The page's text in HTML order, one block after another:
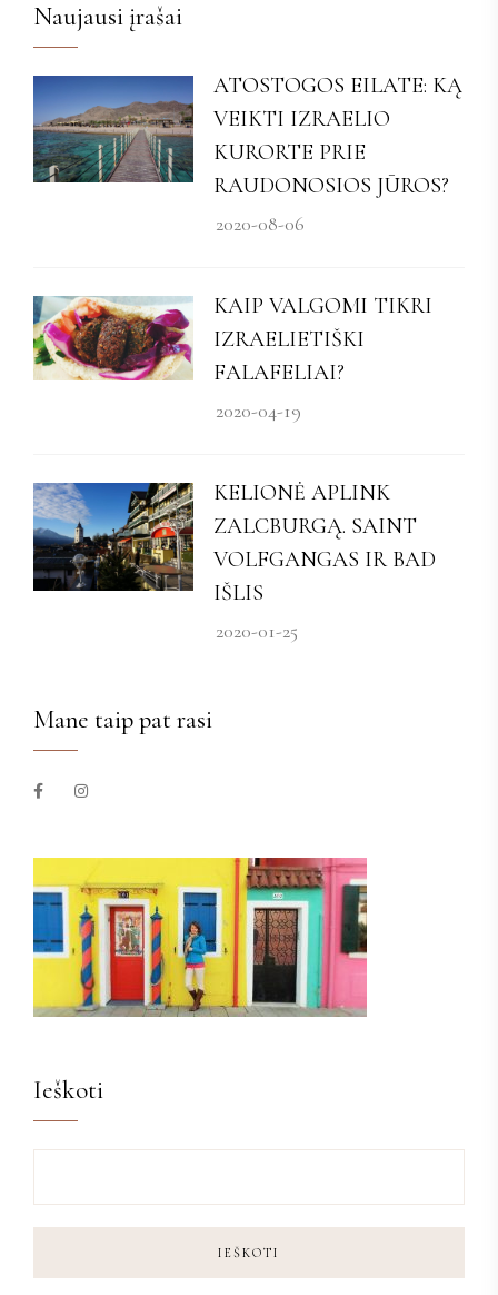
Naujausi įrašai
ATOSTOGOS EILATE: KĄ
VEIKTI IZRAELIO
KURORTE PRIE
RAUDONOSIOS JŪROS?
2020-08-06
KAIP VALGOMI TIKRI
IZRAELIETIŠKI
FALAFELIAI?
2020-04-19
KELIONĖ APLINK
ZALCBURGĄ. SAINT
VOLFGANGAS IR BAD
IŠLIS
2020-01-25
Mane taip pat rasi
Ieškoti
IEŠKOTI